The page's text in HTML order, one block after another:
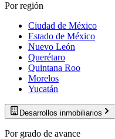
Por región
Ciudad de México
Estado de México
Nuevo León
Querétaro
Quintana Roo
Morelos
Yucatán
Desarrollos inmobiliarios
Por grado de avance